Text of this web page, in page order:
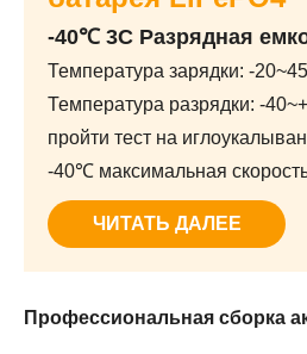
-40℃ 3C Разрядная
Температура зарядки: -
Температура разрядки: -
пройти тест на
-40℃ максимальная
ЧИТАТЬ ДАЛЕЕ
Профессиональная сборка